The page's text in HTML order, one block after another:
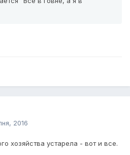
2016
хозяйства устарела - вот и все.